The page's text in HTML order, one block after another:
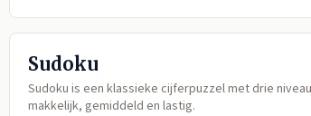
Sudoku
Sudoku is een klassieke cijferpuzzel met drie
makkelijk, gemiddeld en lastig.